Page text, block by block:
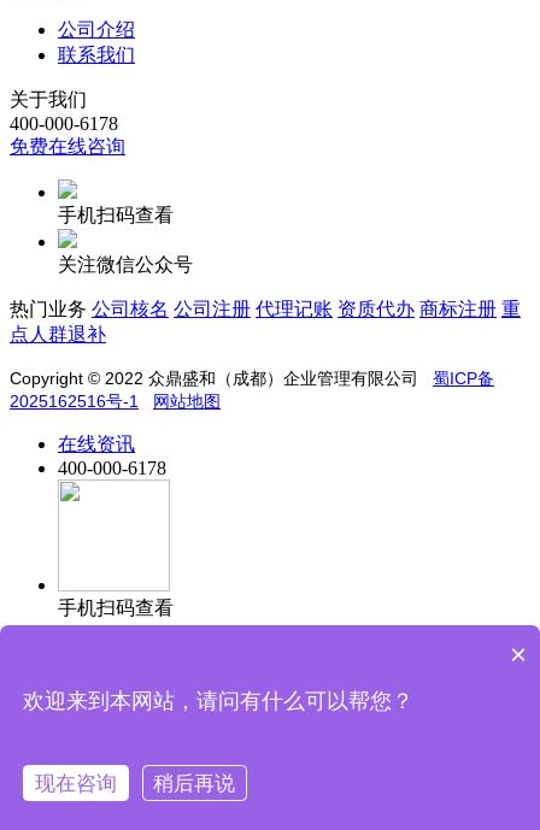
公司介绍
联系我们
关于我们
400-000-6178
免费在线咨询
手机扫码查看
关注微信公众号
热门业务 公司核名 公司注册 代理记账 资质代办 商标注册 重
点人群退补
Copyright © 2022 众鼎盛和（成都）企业管理有限公司 蜀ICP备
2025162516号-1
网站地图
在线资讯
400-000-6178
手机扫码查看
×
欢迎来到本网站，请问有什么可以帮您？
现在咨询 稍后再说